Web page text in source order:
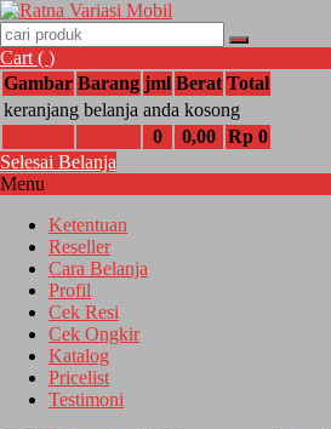
Cart ( )
Gambar Barang jml Berat Total
keranjang belanja anda kosong
0
0,00 Rp 0
Selesai Belanja
Menu
Ketentuan
Reseller
Cara Belanja
Profil
Cek Resi
Cek Ongkir
Katalog
Pricelist
Testimoni